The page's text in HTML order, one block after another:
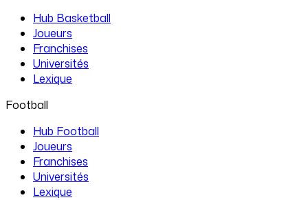
Hub Basketball
Joueurs
Franchises
Universités
Lexique
Football
Hub Football
Joueurs
Franchises
Universités
Lexique